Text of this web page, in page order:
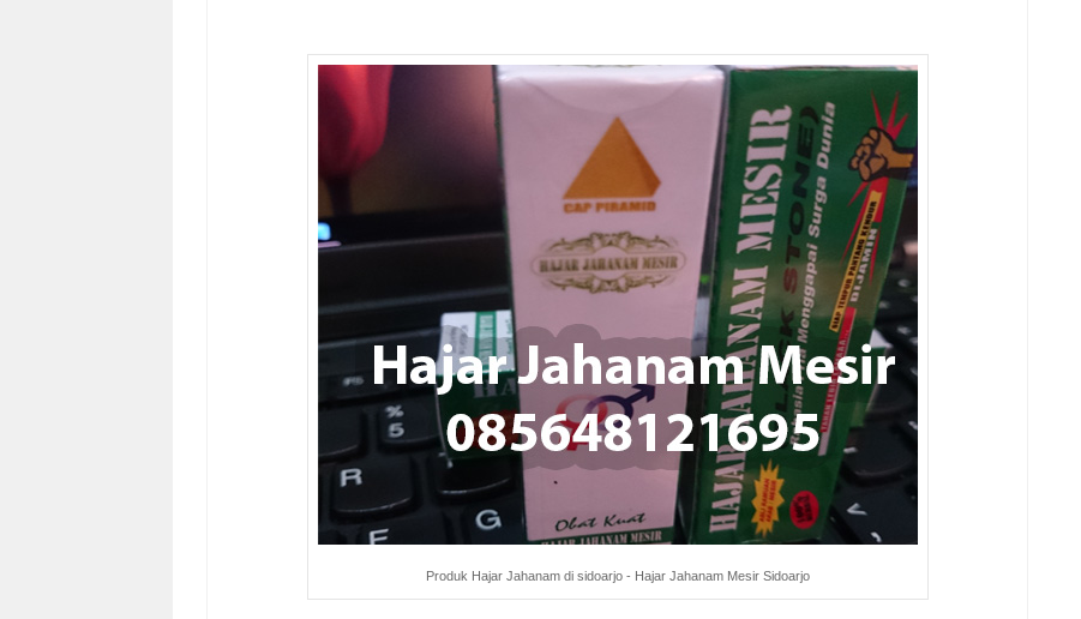
Produk Hajar Jahanam di sidoarjo - Hajar Jahanam Mesir Sidoarjo